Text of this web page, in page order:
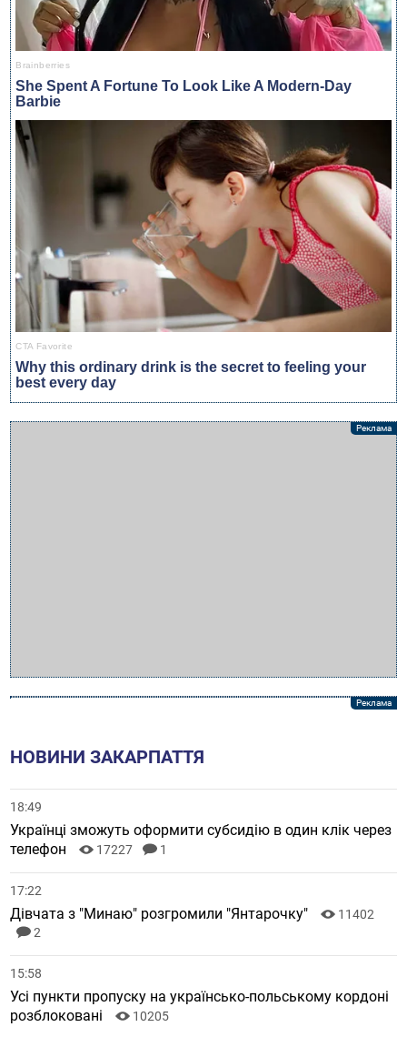
НОВИНИ ЗАКАРПАТТЯ
18:49
Українці зможуть оформити субсидію в один клік через
телефон
17227 1
17:22
Дівчата з "Минаю" розгромили "Янтарочку"
11402
2
15:58
Усі пункти пропуску на українсько-польському кордоні
розблоковані
10205